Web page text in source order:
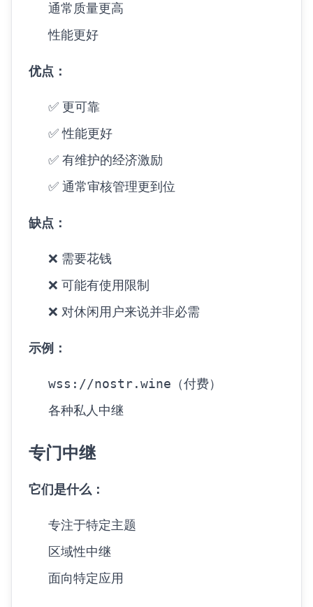
通常质量更高
性能更好
优点：
✅ 更可靠
✅ 性能更好
✅ 有维护的经济激励
✅ 通常审核管理更到位
缺点：
❌ 需要花钱
❌ 可能有使用限制
❌ 对休闲用户来说并非必需
示例：
wss://nostr.wine （付费）
各种私人中继
专门中继
它们是什么：
专注于特定主题
区域性中继
面向特定应用